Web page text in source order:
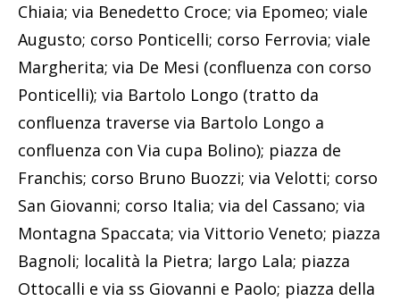
Chiaia; via Benedetto Croce; via Epomeo; viale
Augusto; corso Ponticelli; corso Ferrovia; viale
Margherita; via De Mesi (confluenza con corso
Ponticelli); via Bartolo Longo (tratto da
confluenza traverse via Bartolo Longo a
confluenza con Via cupa Bolino); piazza de
Franchis; corso Bruno Buozzi; via Velotti; corso
San Giovanni; corso Italia; via del Cassano; via
Montagna Spaccata; via Vittorio Veneto; piazza
Bagnoli; località la Pietra; largo Lala; piazza
Ottocalli e via ss Giovanni e Paolo; piazza della